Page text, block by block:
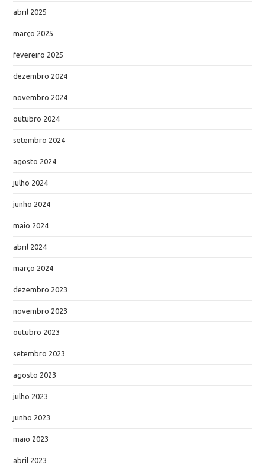
abril 2025
março 2025
fevereiro 2025
dezembro 2024
novembro 2024
outubro 2024
setembro 2024
agosto 2024
julho 2024
junho 2024
maio 2024
abril 2024
março 2024
dezembro 2023
novembro 2023
outubro 2023
setembro 2023
agosto 2023
julho 2023
junho 2023
maio 2023
abril 2023